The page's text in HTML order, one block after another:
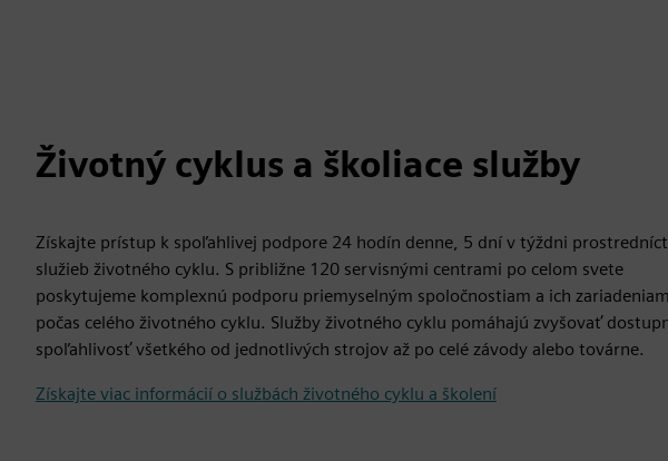
Životný cyklus a školiace služby
Získajte prístup k spoľahlivej podpore 24 hodín denne, 5 dní v týždni
služieb životného cyklu. S približne 120 servisnými centrami po celom svete
poskytujeme komplexnú podporu priemyselným spoločnostiam a ich zariadeniam
počas celého životného cyklu. Služby životného cyklu pomáhajú zvyšovať
spoľahlivosť všetkého od jednotlivých strojov až po celé závody alebo továrne.
Získajte viac informácií o službách životného cyklu a školení